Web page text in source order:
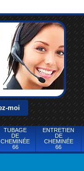
TUBAGE
DE
CHEMINÉE
66
ENTRETIEN
DE
CHEMINÉE
66